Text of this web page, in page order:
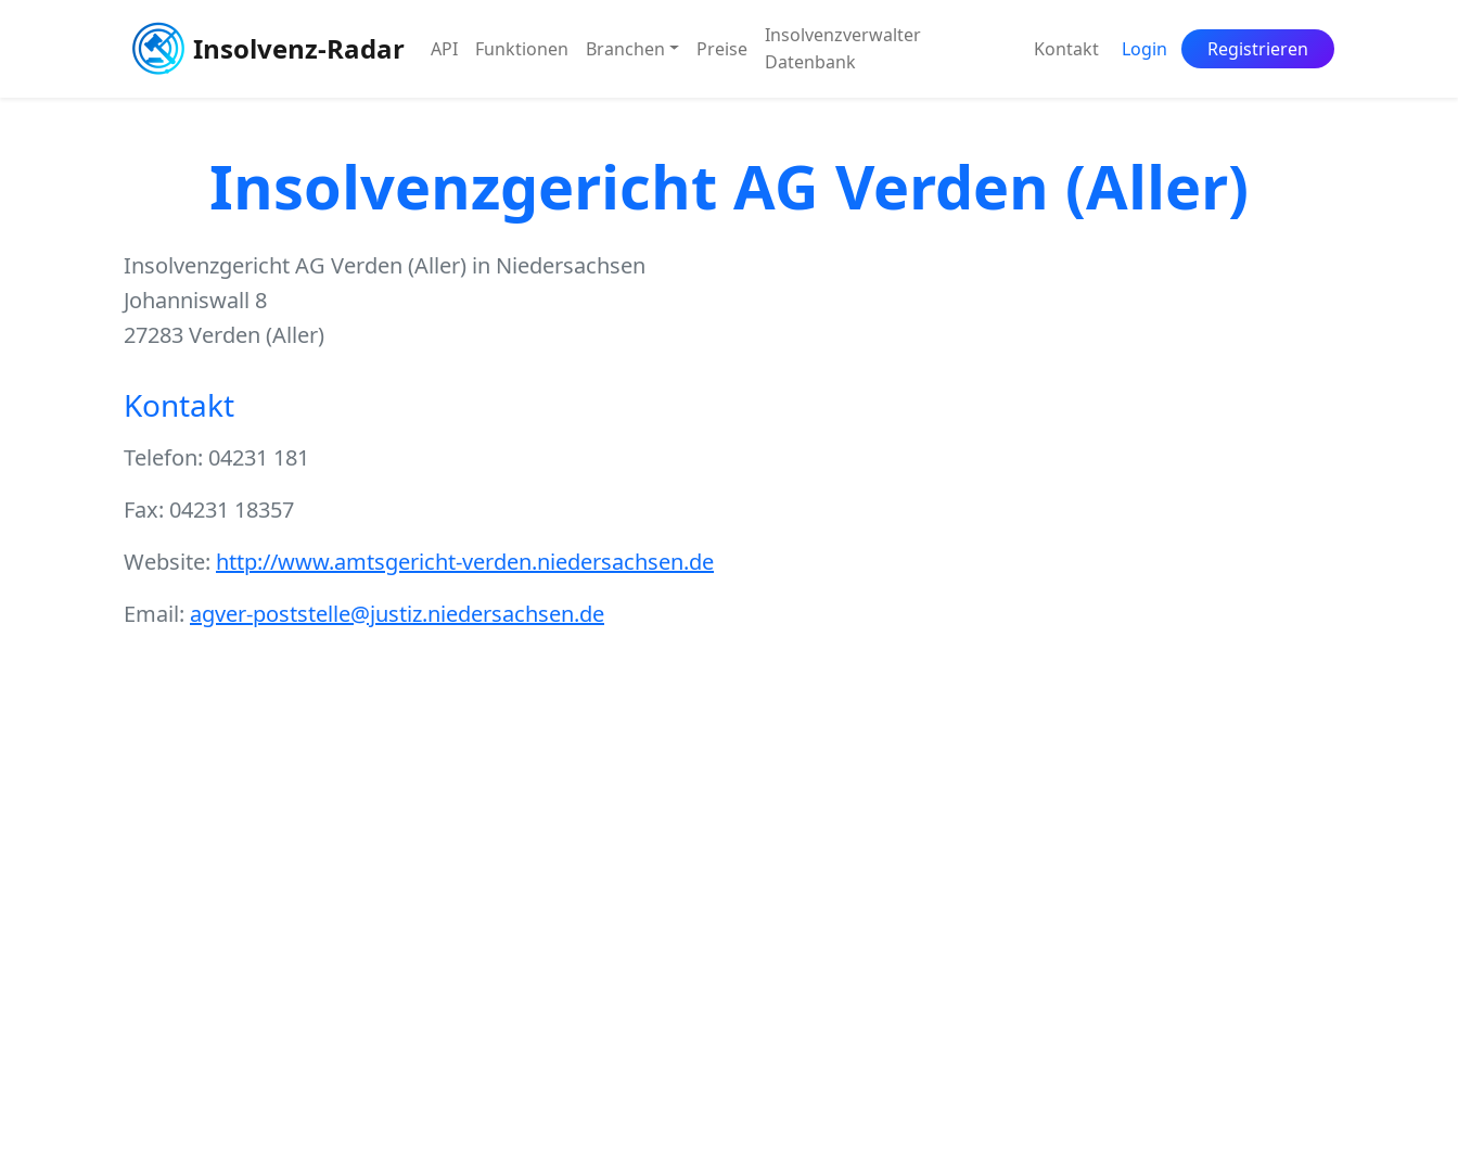
Insolvenz-Radar API Funktionen Branchen Preise
Insolvenzverwalter
Datenbank
Kontakt Login Registrieren
Insolvenzgericht AG Verden (Aller)
Insolvenzgericht AG Verden (Aller) in Niedersachsen
Johanniswall 8
27283 Verden (Aller)
Kontakt
Telefon: 04231 181
Fax: 04231 18357
Website: http://www.amtsgericht-verden.niedersachsen.de
Email: agver-poststelle@justiz.niedersachsen.de